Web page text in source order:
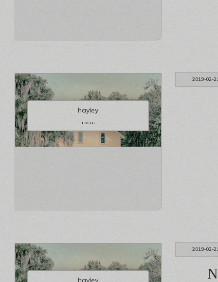
2019-02-
hayley
гость
2019-02-
hayley